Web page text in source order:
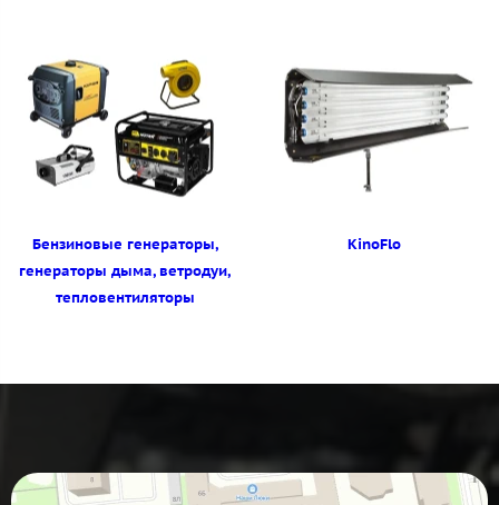
Бензиновые генераторы,
генераторы дыма, ветродуи,
тепловентиляторы
KinoFlo